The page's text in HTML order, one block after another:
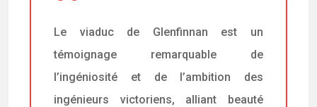
Le viaduc de Glenfinnan est un
témoignage remarquable de
l’ingéniosité et de l’ambition des
ingénieurs victoriens, alliant beauté